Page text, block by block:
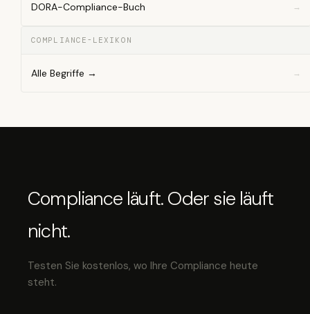
DORA-Compliance-Buch
COMPLIANCE-LEXIKON
Alle Begriffe →
Compliance läuft. Oder sie läuft
nicht.
Testen Sie kostenlos, wo Ihre Compliance heute
steht.